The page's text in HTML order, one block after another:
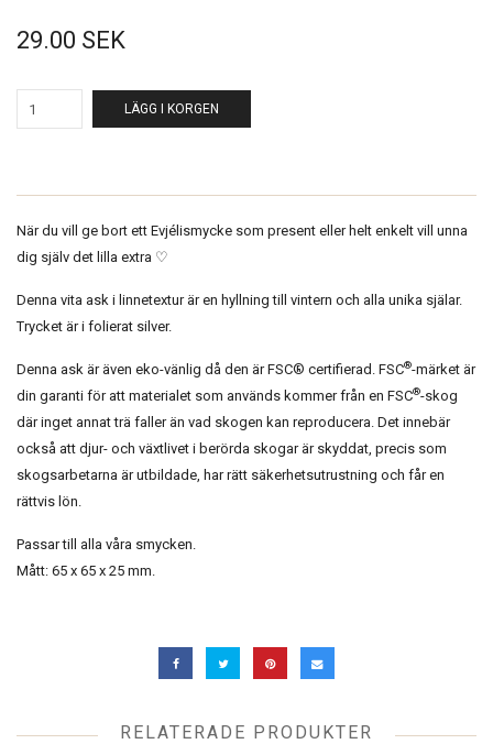
29.00 SEK
LÄGG I KORGEN
När du vill ge bort ett Evjélismycke som present eller helt enkelt vill unna
dig själv det lilla extra ♡
Denna vita ask i linnetextur är en hyllning till vintern och alla unika själar.
Trycket är i folierat silver.
Denna ask är även eko-vänlig då den är FSC® certifierad. FSC®-märket är
din garanti för att materialet som används kommer från en FSC®-skog
där inget annat trä faller än vad skogen kan reproducera. Det innebär
också att djur- och växtlivet i berörda skogar är skyddat, precis som
skogsarbetarna är utbildade, har rätt säkerhetsutrustning och får en
rättvis lön.
Passar till alla våra smycken.
Mått: 65 x 65 x 25 mm.
RELATERADE PRODUKTER